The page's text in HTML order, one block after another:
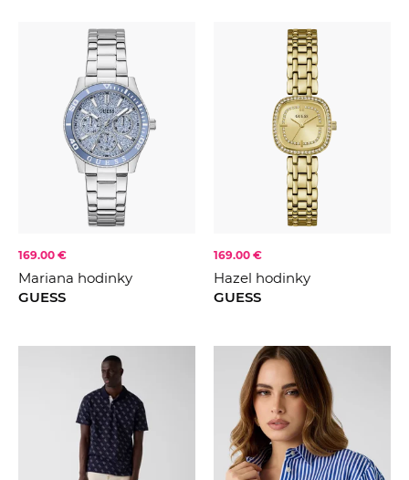
169.00 €
Mariana hodinky
GUESS
169.00 €
Hazel hodinky
GUESS